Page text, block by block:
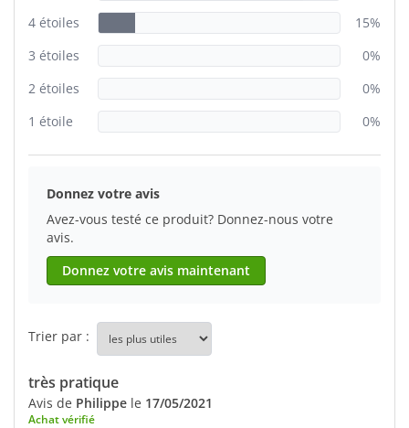
4 étoiles
15%
3 étoiles
0%
2 étoiles
0%
1 étoile
0%
Donnez votre avis
Avez-vous testé ce produit? Donnez-nous votre
avis.
Donnez votre avis maintenant
Trier par :
très pratique
Avis de Philippe le 17/05/2021
Achat vérifié